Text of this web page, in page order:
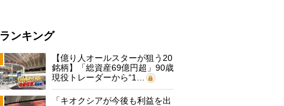
ランキング
【億り人オールスターが狙う20
銘柄】「総資産69億円超」90歳
現役トレーダーから“1…
「キオクシアが今後も利益を出